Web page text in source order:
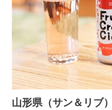
山形県（サン＆リブ）